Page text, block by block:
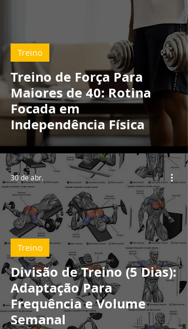
Treino de Força Para
Maiores de 40: Rotina
Focada em
Independência Física
Treino
Divisão de Treino (5 Dias):
Adaptação Para
Frequência e Volume
Semanal
Treino
30 de abr.